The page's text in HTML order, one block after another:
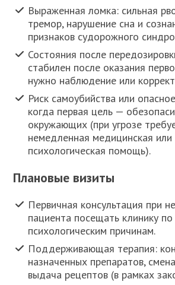
Выраженная ломка: сильная
тремор, нарушение сна и
признаков судорожного
Состояния после
стабилен после оказания
нужно наблюдение или
Риск самоубийства или
когда первая цель —
окружающих (при угрозе
немедленная медицинская или
психологическая помощь).
Плановые визиты
Первичная консультация при
пациента посещать клинику по
психологическим причинам.
Поддерживающая терапия:
назначенных препаратов,
выдача рецептов (в рамках